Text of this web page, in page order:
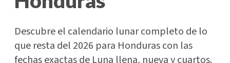
Descubre el calendario lunar completo de lo
que resta del 2026 para Honduras con las
fechas exactas de Luna llena, nueva y cuartos.